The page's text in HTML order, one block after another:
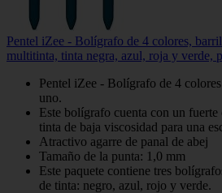
Pentel iZee - Bolígrafo de 4 colores,
multitinta, tinta negra, azul, roja y verde,
Pentel iZee - Bolígrafo de 4
uno.
Este bolígrafo cuenta con un
tinta de baja viscosidad para una
Atractivo agarre de panal de abej
Tamaño de la punta: 1,0 mm
Este paquete contiene tres
de tinta: negro, azul, rojo y verde.